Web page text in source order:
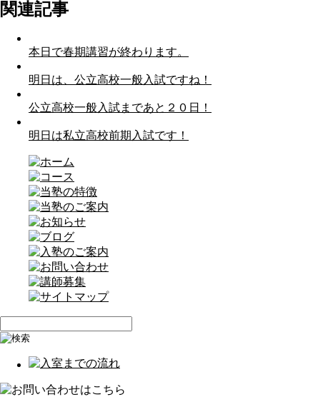
関連記事
本日で春期講習が終わります。
明日は、公立高校一般入試ですね！
公立高校一般入試まであと２０日！
明日は私立高校前期入試です！